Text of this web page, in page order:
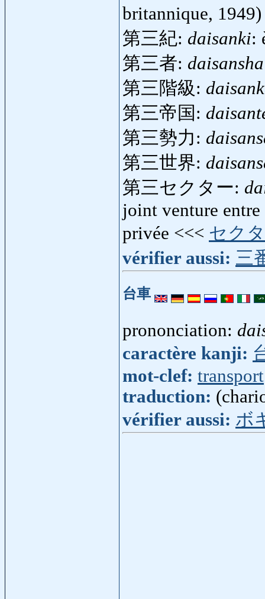
britannique,
第三紀: daisanki:
第三者: daisansha
第三階級:
第三帝国:
第三勢力:
第三世界:
第三セクター:
joint venture
privée <<< セク
vérifier aussi: 三
台車
prononciation:
caractère kanji:
mot-clef: transport
traduction:
vérifier aussi: ボ